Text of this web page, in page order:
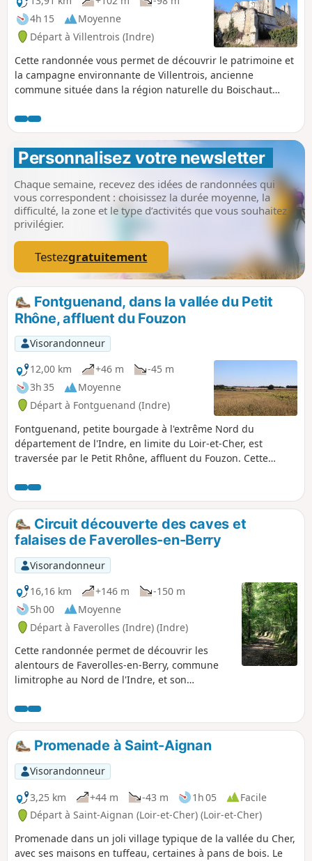
4h 15
Moyenne
Départ à Villentrois (Indre)
Cette randonnée vous permet de découvrir le patrimoine et
la campagne environnante de Villentrois, ancienne
commune située dans la région naturelle du Boischaut
de Villentrois-Faverolles-en-Berry. Vous verrez dans le
village, son château féodal (privé), l'Église Saint-Georges et
la Chapelle Saint-Mandé. Puis vous longerez quelques
maisons troglodytes taillées dans le tuffeau et les étangs de
la Planche-Baron. Vous sillonnerez enfin la campagne
jusqu'au Ruisseau de Traine-Feuilles, montées et descentes
se succédant tout le long du parcours.
Personnalisez votre newsletter
Chaque semaine, recevez des idées de randonnées qui
vous correspondent : choisissez la durée moyenne, la
difficulté, la zone et le type d’activités que vous souhaitez
privilégier.
Testezgratuitement
Fontguenand, dans la vallée du Petit
Rhône, affluent du Fouzon
Visorandonneur
12,00 km
+46 m
-45 m
3h 35
Moyenne
Départ à Fontguenand (Indre)
Fontguenand, petite bourgade à l'extrême Nord du
département de l'Indre, en limite du Loir-et-Cher, est
traversée par le Petit Rhône, affluent du Fouzon. Cette
typique du Boischaut-Nord, des vignes aux cultures
céréalières, en passant par la petite chapelle de l'Epinat.
Circuit découverte des caves et
falaises de Faverolles-en-Berry
Visorandonneur
16,16 km
+146 m
-150 m
5h 00
Moyenne
Départ à Faverolles (Indre) (Indre)
Cette randonnée permet de découvrir les
alentours de Faverolles-en-Berry, commune
limitrophe au Nord de l'Indre, et son
et caves troglodytes ainsi que les "falaises" et
carrières de tuffeau.
Promenade à Saint-Aignan
Visorandonneur
3,25 km
+44 m -43 m 1h 05
Facile
Départ à Saint-Aignan (Loir-et-Cher) (Loir-et-Cher)
Promenade dans un joli village typique de la vallée du Cher,
avec ses maisons en tuffeau, certaines à pans de bois. Le